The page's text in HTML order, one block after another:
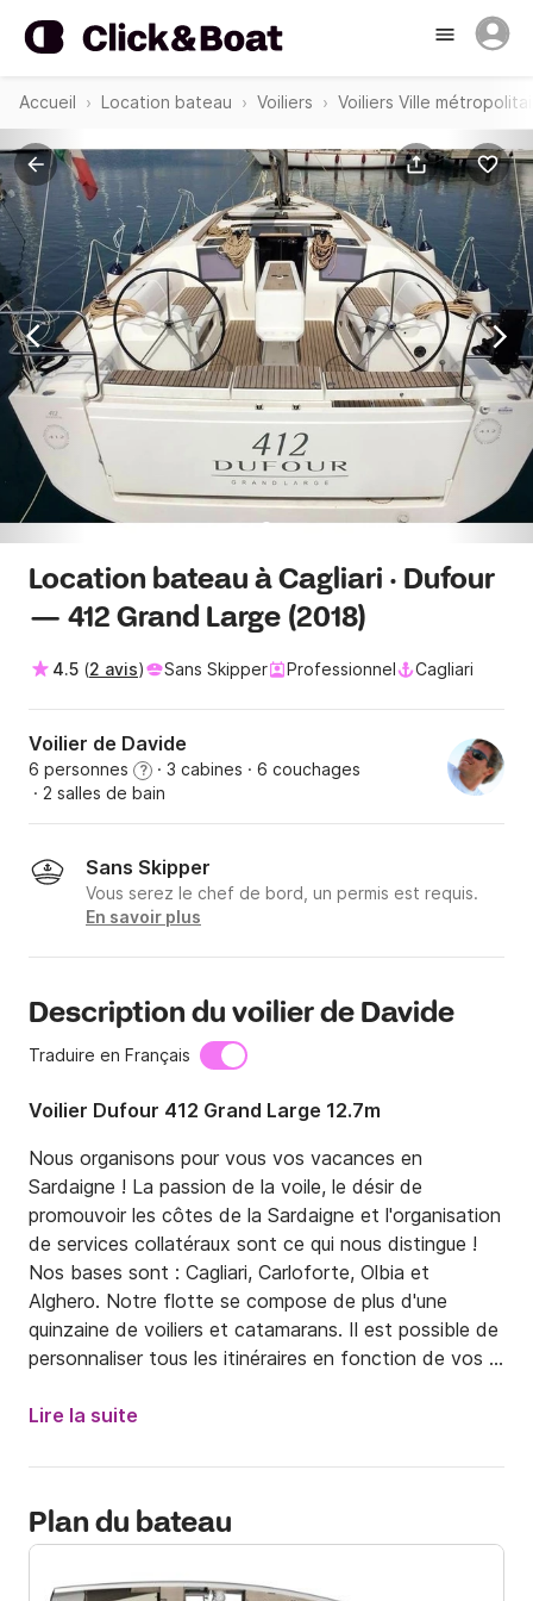
Accueil Location bateau Voiliers Voiliers Ville
Location bateau à Cagliari · Dufour
— 412 Grand Large (2018)
4.5 (2 avis) Sans Skipper Professionnel Cagliari
Voilier de Davide
6 personnes ? · 3 cabines · 6 couchages
· 2 salles de bain
Sans Skipper
Vous serez le chef de bord, un permis est requis.
En savoir plus
Description du voilier de Davide
Traduire en Français
Voilier Dufour 412 Grand Large 12.7m
Nous organisons pour vous vos vacances en
Sardaigne ! La passion de la voile, le désir de
promouvoir les côtes de la Sardaigne et l'organisation
de services collatéraux sont ce qui nous distingue !
Nos bases sont : Cagliari, Carloforte, Olbia et
Alghero. Notre flotte se compose de plus d'une
quinzaine de voiliers et catamarans. Il est possible de
personnaliser tous les itinéraires en fonction de vos
grandes cabines pour accueillir 8 convives. Les salles
Parfait pour une famille ou un groupe d'amis ! Les
stéréo dans le cockpit, Radio/Bluetooth, annexe
Lire la suite
Plan du bateau